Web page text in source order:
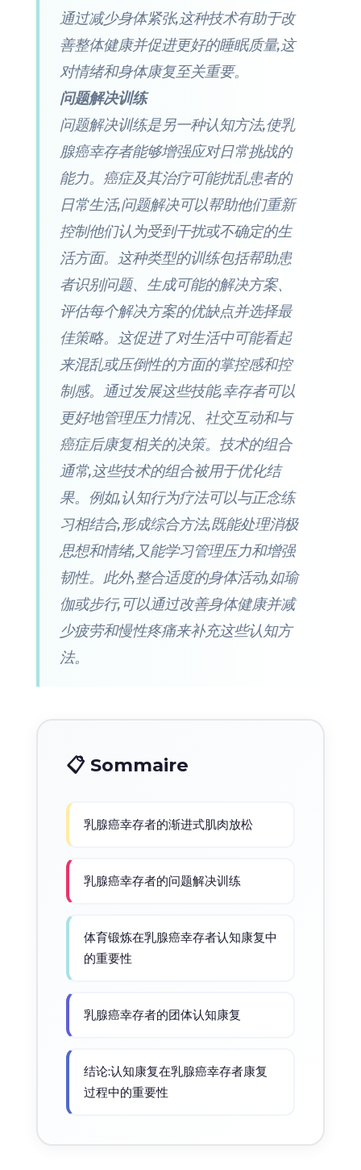
通过减少身体紧张,这种技术有助于改
善整体健康并促进更好的睡眠质量,这
对情绪和身体康复至关重要。
问题解决训练
问题解决训练是另一种认知方法,使乳
腺癌幸存者能够增强应对日常挑战的
能力。癌症及其治疗可能扰乱患者的
日常生活,问题解决可以帮助他们重新
控制他们认为受到干扰或不确定的生
活方面。这种类型的训练包括帮助患
者识别问题、生成可能的解决方案、
评估每个解决方案的优缺点并选择最
佳策略。这促进了对生活中可能看起
来混乱或压倒性的方面的掌控感和控
制感。通过发展这些技能,幸存者可以
更好地管理压力情况、社交互动和与
癌症后康复相关的决策。技术的组合
通常,这些技术的组合被用于优化结
果。例如,认知行为疗法可以与正念练
习相结合,形成综合方法,既能处理消极
思想和情绪,又能学习管理压力和增强
韧性。此外,整合适度的身体活动,如瑜
伽或步行,可以通过改善身体健康并减
少疲劳和慢性疼痛来补充这些认知方
法。
📋 Sommaire
乳腺癌幸存者的渐进式肌肉放松
乳腺癌幸存者的问题解决训练
体育锻炼在乳腺癌幸存者认知康复中
的重要性
乳腺癌幸存者的团体认知康复
结论:认知康复在乳腺癌幸存者康复
过程中的重要性